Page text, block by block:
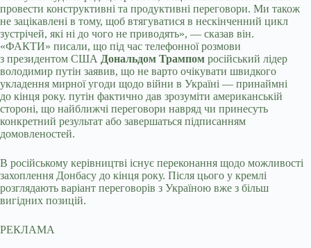
провести конструктивні та продуктивні переговори. Ми також
не зацікавлені в тому, щоб втягуватися в нескінченний цикл
зустрічей, які ні до чого не приводять», — сказав він.
«ФАКТИ» писали, що під час телефонної розмови
з президентом США Дональдом Трампом російський лідер
володимир путін заявив, що не варто очікувати швидкого
укладення мирної угоди щодо війни в Україні — принаймні
до кінця року. путін фактично дав зрозуміти американській
стороні, що найближчі переговори навряд чи принесуть
конкретний результат або завершаться підписанням
домовленостей.
В російському керівництві існує переконання щодо можливості
захоплення Донбасу до кінця року. Після цього у кремлі
розглядають варіант переговорів з Україною вже з більш
вигідних позицій.
РЕКЛАМА